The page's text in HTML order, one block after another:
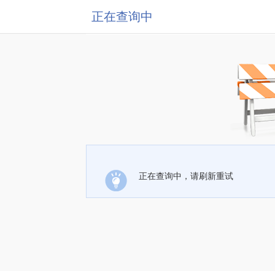
正在查询中
正在查询中，请刷新重试